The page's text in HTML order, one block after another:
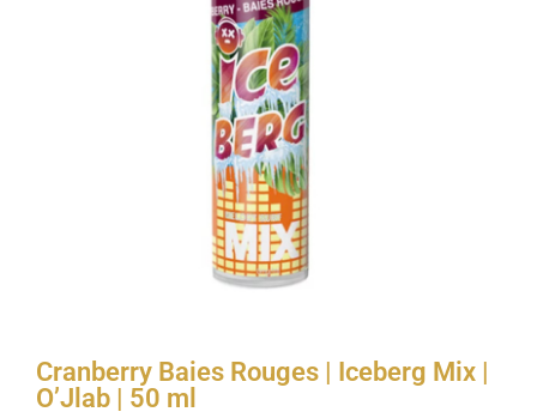
Cranberry Baies Rouges | Iceberg Mix |
O’Jlab | 50 ml